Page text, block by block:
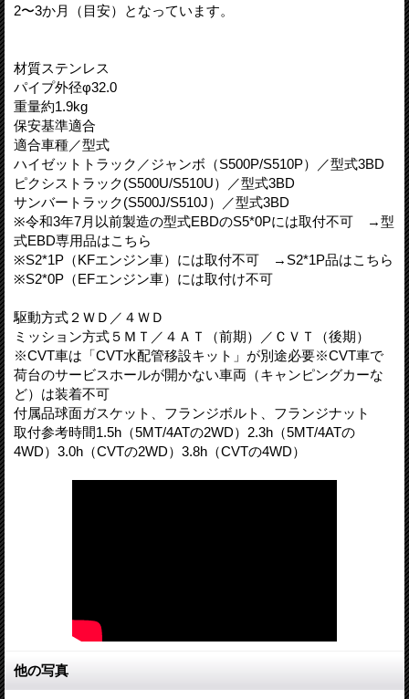
2〜3か月（目安）となっています。
材質ステンレス
パイプ外径φ32.0
重量約1.9kg
保安基準適合
適合車種／型式
ハイゼットトラック／ジャンボ（S500P/S510P）／型式3BD
ピクシストラック(S500U/S510U）／型式3BD
サンバートラック(S500J/S510J）／型式3BD
※令和3年7月以前製造の型式EBDのS5*0Pには取付不可 →型
式EBD専用品はこちら
※S2*1P（KFエンジン車）には取付不可 →S2*1P品はこちら
※S2*0P（EFエンジン車）には取付け不可
駆動方式２ＷＤ／４ＷＤ
ミッション方式５ＭＴ／４ＡＴ（前期）／ＣＶＴ（後期）
※CVT車は「CVT水配管移設キット」が別途必要※CVT車で
荷台のサービスホールが開かない車両（キャンピングカーな
ど）は装着不可
付属品球面ガスケット、フランジボルト、フランジナット
取付参考時間1.5h（5MT/4ATの2WD）2.3h（5MT/4ATの
4WD）3.0h（CVTの2WD）3.8h（CVTの4WD）
他の写真